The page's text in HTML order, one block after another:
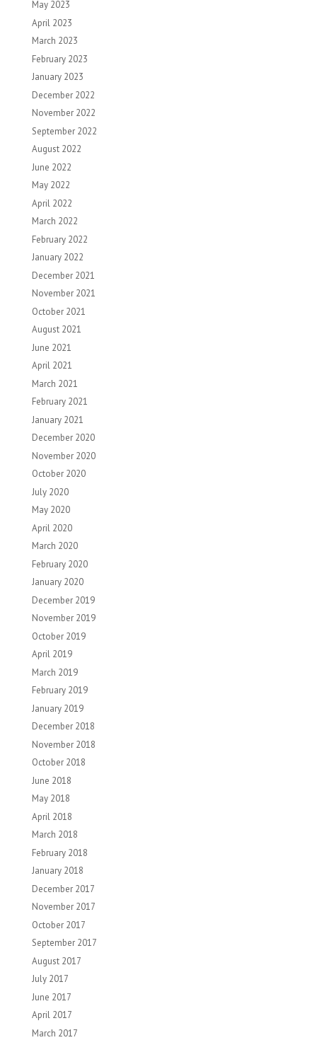
May 2023
April 2023
March 2023
February 2023
January 2023
December 2022
November 2022
September 2022
August 2022
June 2022
May 2022
April 2022
March 2022
February 2022
January 2022
December 2021
November 2021
October 2021
August 2021
June 2021
April 2021
March 2021
February 2021
January 2021
December 2020
November 2020
October 2020
July 2020
May 2020
April 2020
March 2020
February 2020
January 2020
December 2019
November 2019
October 2019
April 2019
March 2019
February 2019
January 2019
December 2018
November 2018
October 2018
June 2018
May 2018
April 2018
March 2018
February 2018
January 2018
December 2017
November 2017
October 2017
September 2017
August 2017
July 2017
June 2017
April 2017
March 2017